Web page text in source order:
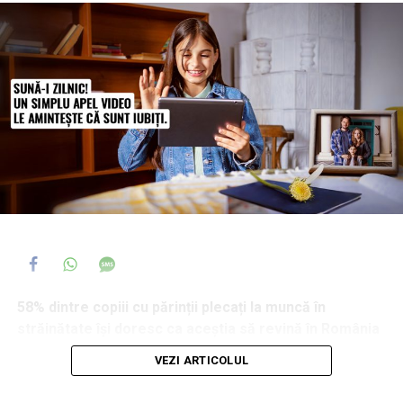
și 44% dintre ei spun că, atunci când se confruntă cu o
problemă serioasă, primul ajutor îl caută tot la părinți,
VEZI ARTICOLUL